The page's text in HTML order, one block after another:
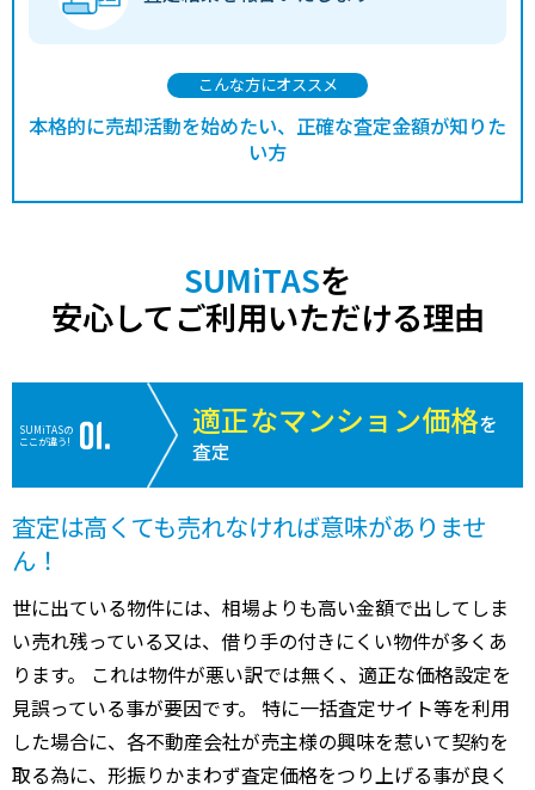
こんな方にオススメ
本格的に売却活動を始めたい、正確な査定金額が知りた
い方
SUMiTASを
安心してご利用いただける理由
SUMiTASの
ここが違う!
適正なマンション価格を
査定
査定は高くても売れなければ意味がありませ
ん！
世に出ている物件には、相場よりも高い金額で出してしま
い売れ残っている又は、借り手の付きにくい物件が多くあ
ります。 これは物件が悪い訳では無く、適正な価格設定を
見誤っている事が要因です。 特に一括査定サイト等を利用
した場合に、各不動産会社が売主様の興味を惹いて契約を
取る為に、形振りかまわず査定価格をつり上げる事が良く